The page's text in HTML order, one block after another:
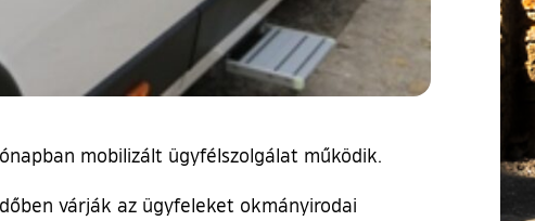
mobilizált ügyfélszolgálat működik.
várják az ügyfeleket okmányirodai